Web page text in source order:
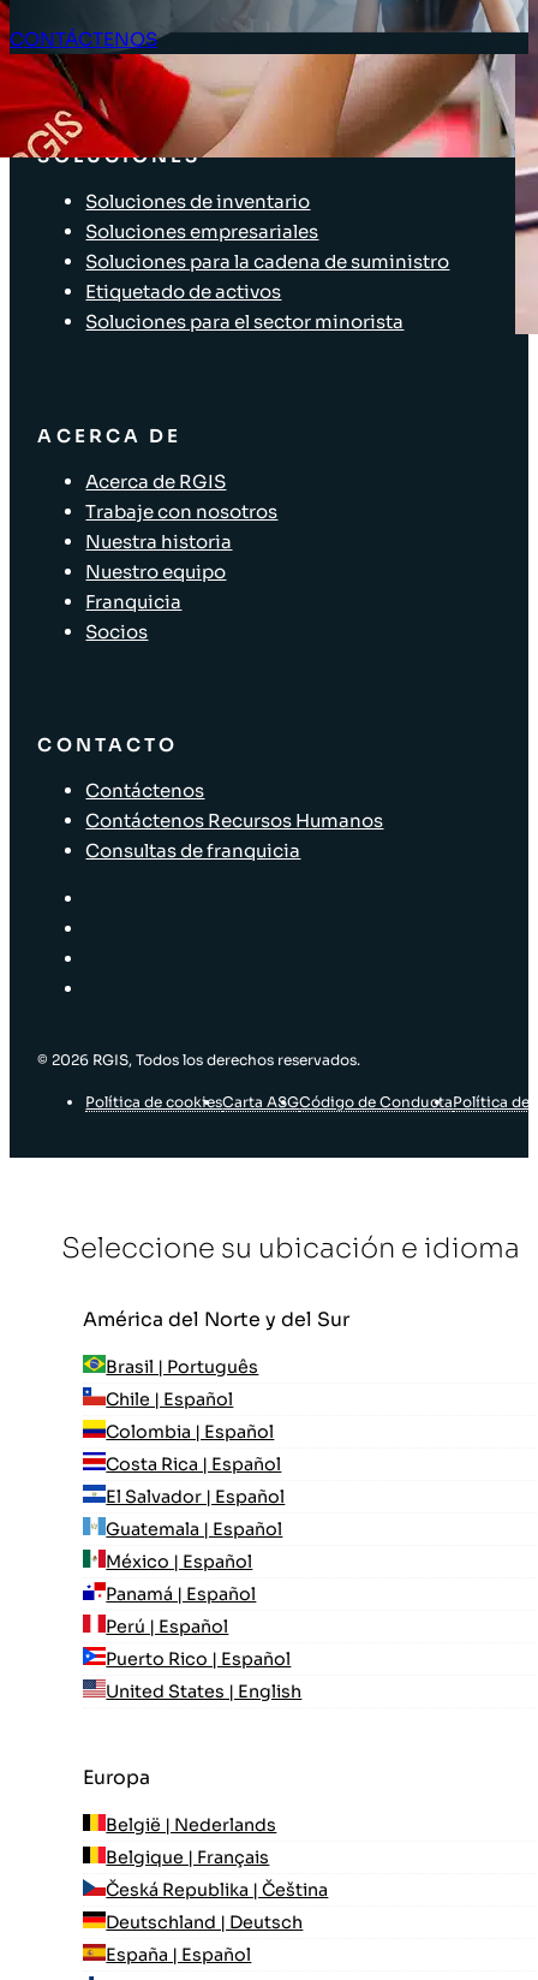
CONTÁCTENOS
Acceso Clientes
SOLUCIONES
Soluciones de inventario
Soluciones empresariales
Soluciones para la cadena de suministro
Etiquetado de activos
Soluciones para el sector minorista
ACERCA DE
Acerca de RGIS
Trabaje con nosotros
Nuestra historia
Nuestro equipo
Franquicia
Socios
CONTACTO
Contáctenos
Contáctenos Recursos Humanos
Consultas de franquicia
© 2026 RGIS, Todos los derechos reservados.
Política de cookiesCarta ASGCódigo de ConductaPolítica de
Seleccione su ubicación e idioma
América del Norte y del Sur
Brasil | Português
Chile | Español
Colombia | Español
Costa Rica | Español
El Salvador | Español
Guatemala | Español
México | Español
Panamá | Español
Perú | Español
Puerto Rico | Español
United States | English
Europa
België | Nederlands
Belgique | Français
Česká Republika | Čeština
Deutschland | Deutsch
España | Español